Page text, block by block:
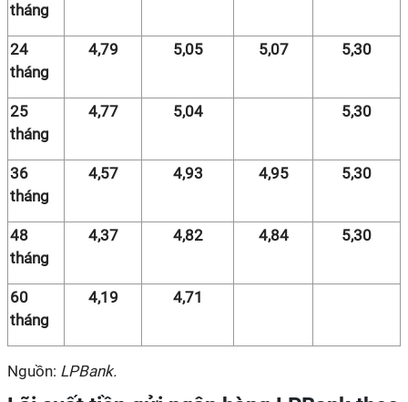
tháng
24
tháng
4,79 5,05 5,07 5,30
25
tháng
4,77 5,04 5,30
36
tháng
4,57 4,93 4,95 5,30
48
tháng
4,37 4,82 4,84 5,30
60
tháng
4,19 4,71
Nguồn: LPBank.